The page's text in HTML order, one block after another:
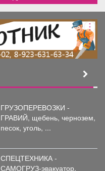
ГРУЗОПЕРЕВОЗКИ -
ГРАВИЙ, щебень, чернозем,
песок, уголь, ...
СПЕЦТЕХНИКА -
САМОГРУЗ-эвакуатор,